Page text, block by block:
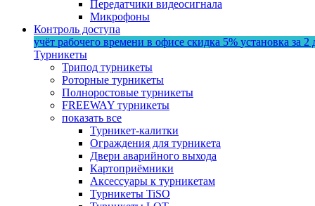
Передатчики видеосигнала
Микрофоны
Контроль доступа
учёт рабочего времени в офисе скидка 5% установка за 2
Турникеты
Трипод турникеты
Роторные турникеты
Полноростовые турникеты
FREEWAY турникеты
показать все
Турникет-калитки
Ограждения для турникета
Двери аварийного выхода
Картоприёмники
Аксессуары к турникетам
Турникеты TiSO